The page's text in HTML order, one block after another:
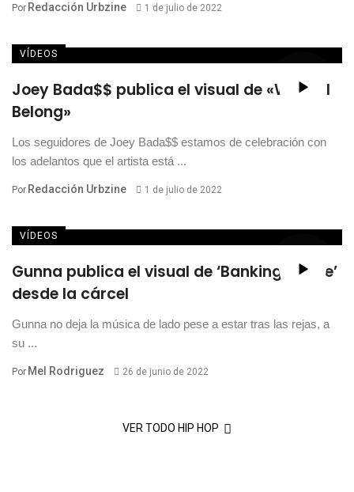
Por Redacción Urbzine 1 de julio de 2022
VÍDEOS
Joey Bada$$ publica el visual de «Where I
Belong»
Los seguidores de Joey Bada$$ estamos de celebración con
los adelantos que el artista está ...
Por Redacción Urbzine 1 de julio de 2022
VÍDEOS
Gunna publica el visual de ‘Banking On Me’
desde la cárcel
Gunna no deja la música de lado pese a estar tras las rejas, a
su ...
Por Mel Rodriguez 26 de junio de 2022
VER TODO HIP HOP